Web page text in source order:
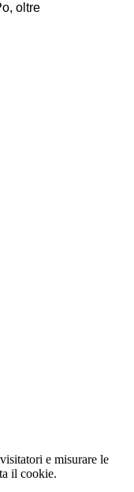
oltre
e misurare le
il cookie.